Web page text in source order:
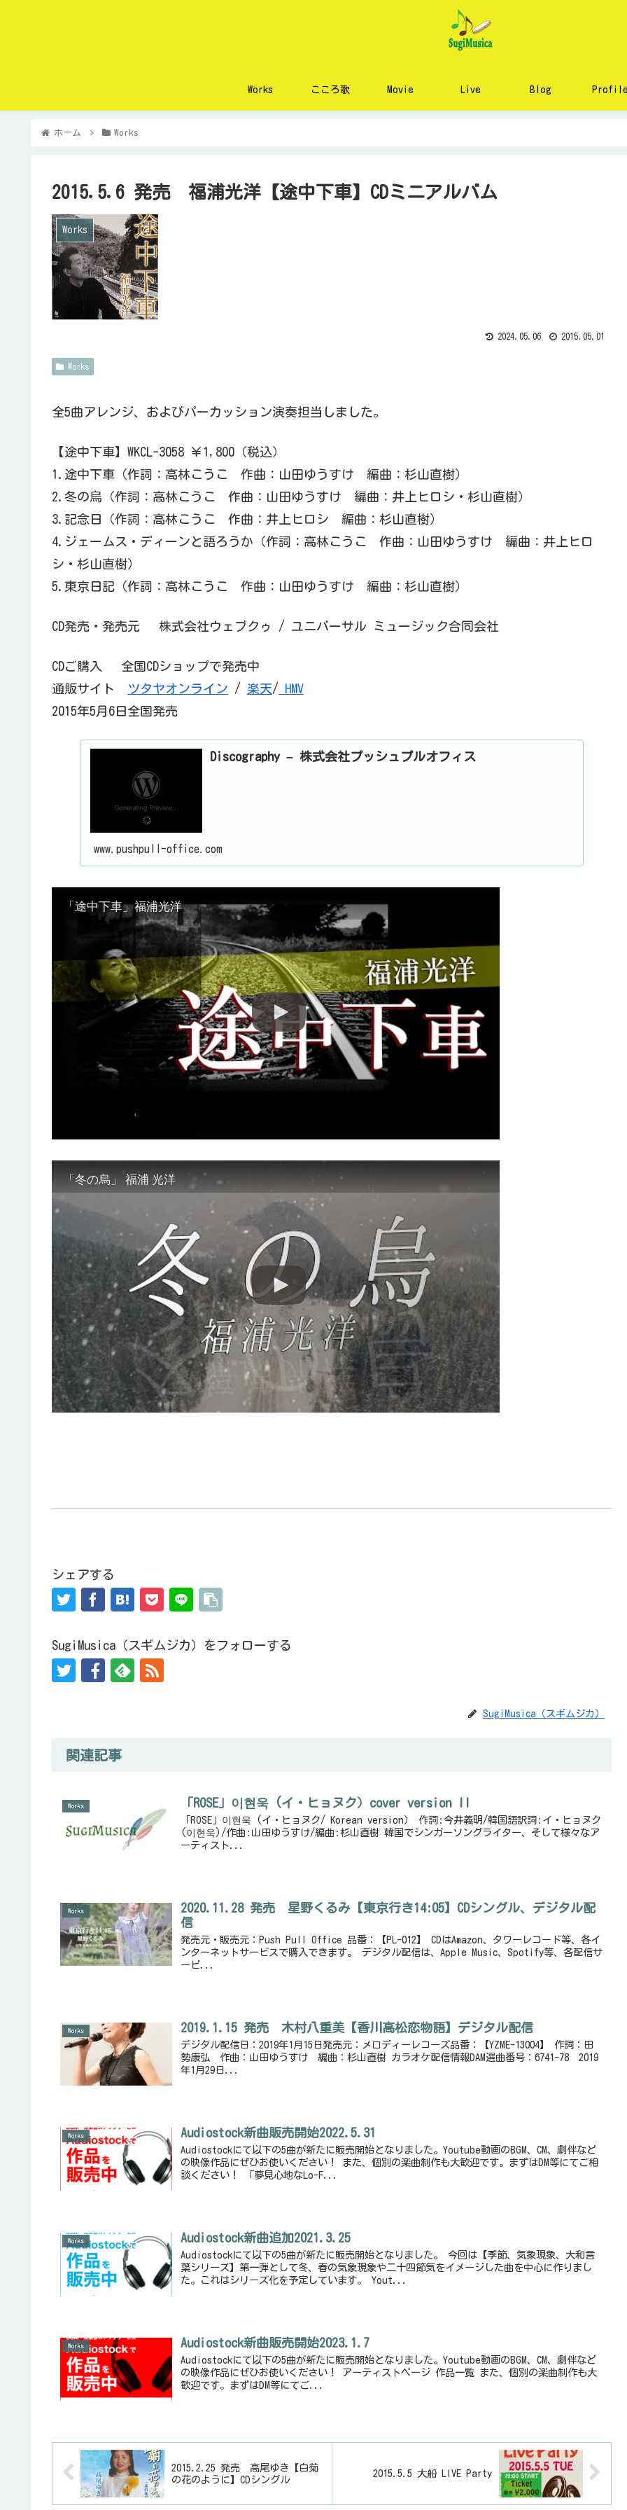
Works こころ歌 Movie Live Blog
ホーム Works
2015.5.6 発売 福浦光洋【途中下車】CDミニアルバム
Works
2024.05.06 2015.05.01
Works
全5曲アレンジ、およびパーカッション演奏担当しました。
【途中下車】WKCL-3058 ￥1,800（税込）
1.途中下車（作詞：高林こうこ 作曲：山田ゆうすけ 編曲：杉山直樹）
2.冬の烏（作詞：高林こうこ 作曲：山田ゆうすけ 編曲：井上ヒロシ・杉山直樹）
3.記念日（作詞：高林こうこ 作曲：井上ヒロシ 編曲：杉山直樹）
4.ジェームス・ディーンと語ろうか（作詞：高林こうこ 作曲：山田ゆうすけ 編曲：井上ヒロ
シ・杉山直樹）
5.東京日記（作詞：高林こうこ 作曲：山田ゆうすけ 編曲：杉山直樹）
CD発売・発売元 株式会社ウェブクゥ / ユニバーサル ミュージック合同会社
CDご購入 全国CDショップで発売中
通販サイト
ツタヤオンライン / 楽天/ HMV
2015年5月6日全国発売
Discography – 株式会社プッシュプルオフィス
www.pushpull-office.com
「途中下車」福浦光洋
「冬の烏」 福浦 光洋
シェアする
SugiMusica（スギムジカ）をフォローする
SugiMusica（スギムジカ）
関連記事
Works 「ROSE」이현욱 (イ・ヒョヌク）cover version II
「ROSE」이현욱 (イ・ヒョヌク/ Korean version） 作詞:今井義明/韓国語訳詞:イ・ヒョヌク
(이현욱)/作曲:山田ゆうすけ/編曲:杉山直樹 韓国でシンガーソングライター、そして様々なア
ーティスト...
Works
2020.11.28 発売 星野くるみ【東京行き14:05】CDシングル、デジタル配
信
発売元・販売元：Push Pull Office 品番：【PL-012】 CDはAmazon、タワーレコード等、各イ
ンターネットサービスで購入できます。 デジタル配信は、Apple Music、Spotify等、各配信サ
ービ...
Works 2019.1.15 発売 木村八重美【香川高松恋物語】デジタル配信
デジタル配信日：2019年1月15日発売元：メロディーレコーズ品番：【YZME-13004】 作詞：田
勢康弘 作曲：山田ゆうすけ 編曲：杉山直樹 カラオケ配信情報DAM選曲番号：6741-78 2019
年1月29日...
Works Audiostock新曲販売開始2022.5.31
Audiostockにて以下の5曲が新たに販売開始となりました。Youtube動画のBGM、CM、劇伴など
の映像作品にぜひお使いください！ また、個別の楽曲制作も大歓迎です。まずはDM等にてご相
談ください！ 「夢見心地なLo-F...
Works Audiostock新曲追加2021.3.25
Audiostockにて以下の5曲が新たに販売開始となりました。 今回は【季節、気象現象、大和言
葉シリーズ】第一弾として冬、春の気象現象や二十四節気をイメージした曲を中心に作りまし
た。これはシリーズ化を予定しています。 Yout...
Works Audiostock新曲販売開始2023.1.7
Audiostockにて以下の5曲が新たに販売開始となりました。Youtube動画のBGM、CM、劇伴など
の映像作品にぜひお使いください！ アーティストページ 作品一覧 また、個別の楽曲制作も大
歓迎です。まずはDM等にてご...
2015.2.25 発売 高尾ゆき【白菊
の花のように】CDシングル
2015.5.5 大船 LIVE Party